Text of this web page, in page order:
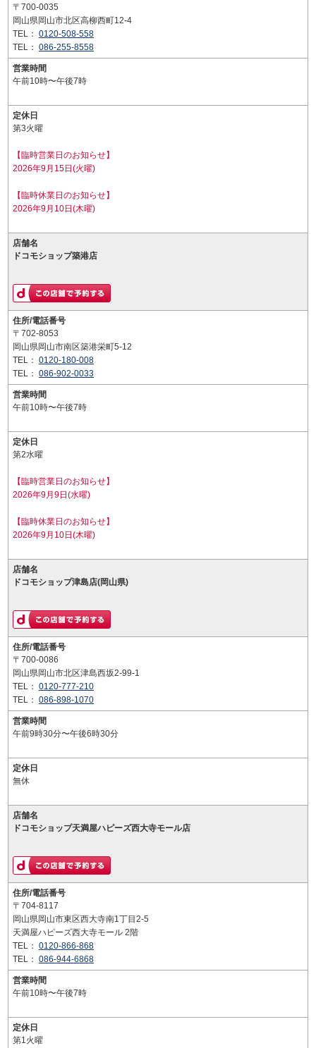
〒700-0035
岡山県岡山市北区高柳西町12-4
TEL： 0120-508-558
TEL： 086-255-8558
営業時間
午前10時〜午後7時
定休日
第3火曜
【臨時営業日のお知らせ】
2026年9月15日(火曜)
【臨時休業日のお知らせ】
2026年9月10日(木曜)
店舗名
ドコモショップ築港店
住所/電話番号
〒702-8053
岡山県岡山市南区築港栄町5-12
TEL： 0120-180-008
TEL： 086-902-0033
営業時間
午前10時〜午後7時
定休日
第2水曜
【臨時営業日のお知らせ】
2026年9月9日(水曜)
【臨時休業日のお知らせ】
2026年9月10日(木曜)
店舗名
ドコモショップ津島店(岡山県)
住所/電話番号
〒700-0086
岡山県岡山市北区津島西坂2-99-1
TEL： 0120-777-210
TEL： 086-898-1070
営業時間
午前9時30分〜午後6時30分
定休日
無休
店舗名
ドコモショップ天満屋ハピーズ西大寺モール店
住所/電話番号
〒704-8117
岡山県岡山市東区西大寺南1丁目2-5
天満屋ハピーズ西大寺モール 2階
TEL： 0120-866-868
TEL： 086-944-6868
営業時間
午前10時〜午後7時
定休日
第1火曜